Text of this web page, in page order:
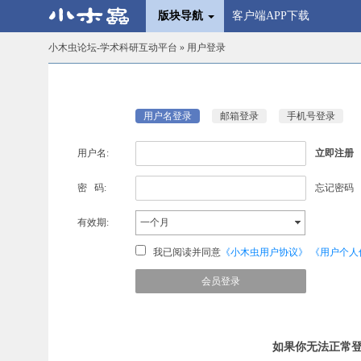
版块导航 客户端APP下载
小木虫论坛-学术科研互动平台 » 用户登录
用户名登录 邮箱登录 手机号登录
用户名: 立即注册
密 码: 忘记密码
有效期: 一个月
我已阅读并同意《小木虫用户协议》 《用户个
如果你无法正常